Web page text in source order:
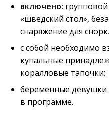
включено:
«шведский стол»,
снаряжение для
с собой необходимо
купальные
коралловые тапочки;
беременные девушки
в программе.